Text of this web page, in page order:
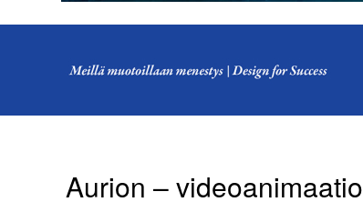
Aurion – videoanimaatio